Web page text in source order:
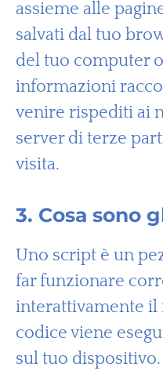
assieme alle
salvati dal tuo
del tuo computer
informazioni
venire rispediti ai
server di terze
visita.
3. Cosa sono
Uno script è un
far funzionare
interattivamente il
codice viene
sul tuo dispositivo.